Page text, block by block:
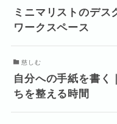
ミニマリストのデス
ワークスペース
慈しむ
自分への手紙を書く
ちを整える時間